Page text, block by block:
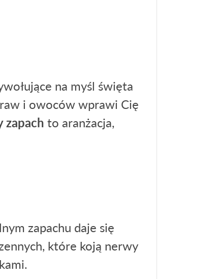
na myśl święta
i owoców wprawi Cię
zapach to aranżacja,
zapachu daje się
które koją nerwy